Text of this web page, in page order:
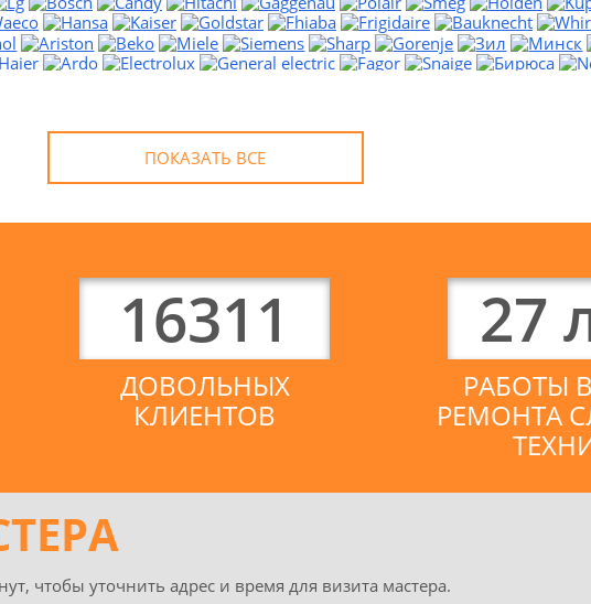
ПОКАЗАТЬ ВСЕ
16311
ДОВОЛЬНЫХ
КЛИЕНТОВ
27
РАБОТЫ
РЕМОНТА
чтобы уточнить адрес и время для визита мастера.